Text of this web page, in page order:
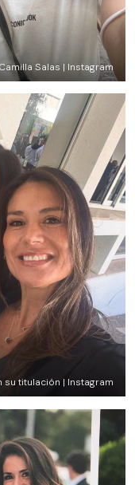
Salas | Instagram
su titulación | Instagram